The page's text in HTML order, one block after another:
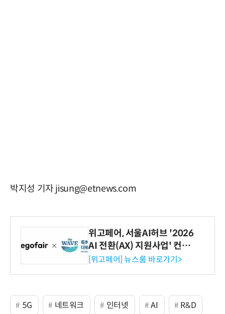
박지성 기자 jisung@etnews.com
위고페어, 서울AI허브 '2026
AI 전환(AX) 지원사업' 컨소
시엄 선정
[위고페어] 뉴스룸 바로가기>
5G 네트워크 인터넷 AI R&D